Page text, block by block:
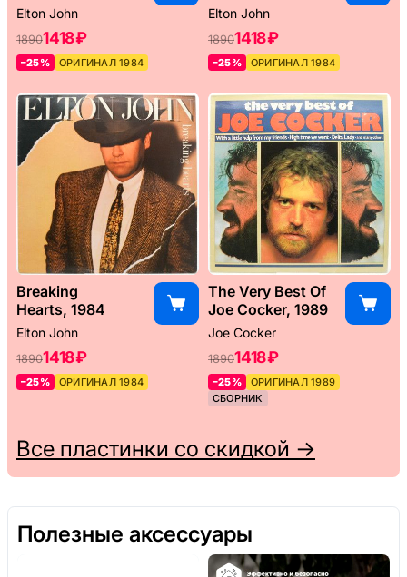
Elton John
18901418 ₽
–25% ОРИГИНАЛ 1984
Elton John
18901418 ₽
–25% ОРИГИНАЛ 1984
Breaking
Hearts, 1984
Elton John
18901418 ₽
–25% ОРИГИНАЛ 1984
The Very Best Of
Joe Cocker, 1989
Joe Cocker
18901418 ₽
–25%
ОРИГИНАЛ 1989
СБОРНИК
Все пластинки со скидкой →
Полезные аксессуары